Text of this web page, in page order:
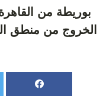
بوريطة من
الخروج من منطق